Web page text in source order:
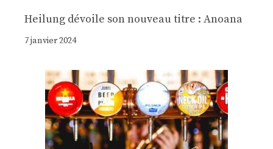
Heilung dévoile son nouveau titre : Anoana
7 janvier 2024